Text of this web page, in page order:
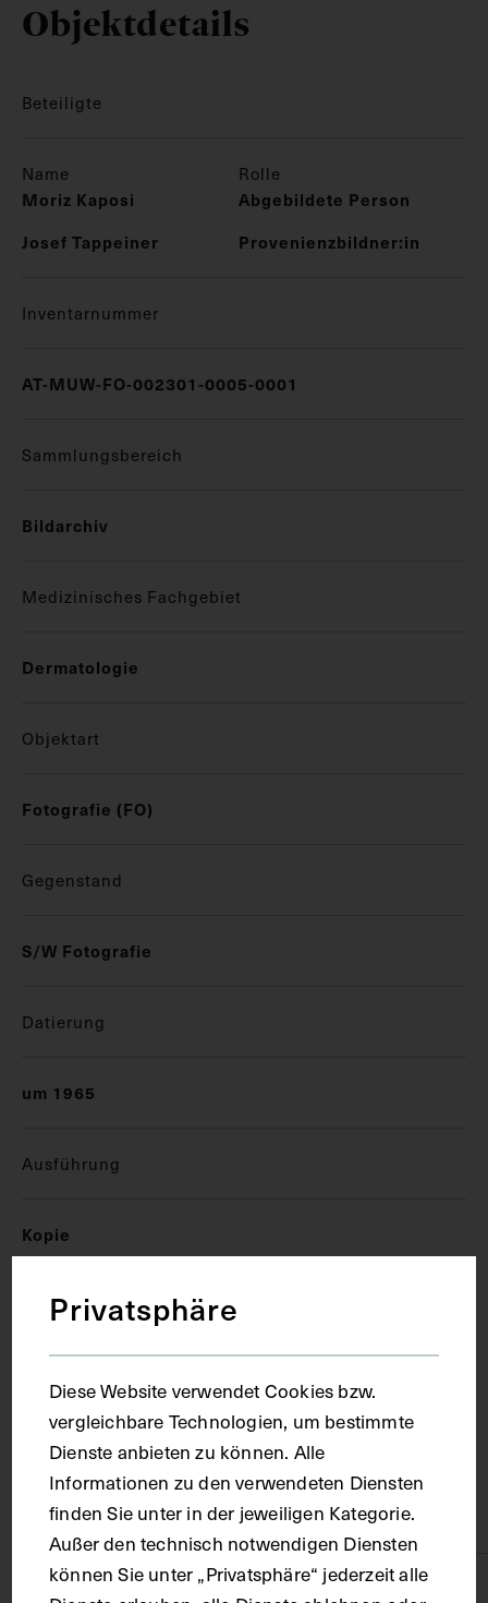
Objektdetails
Beteiligte
Name Rolle
Moriz Kaposi
Abgebildete Person
Josef Tappeiner
Provenienzbildner:in
Inventarnummer
AT-MUW-FO-002301-0005-0001
Sammlungsbereich
Bildarchiv
Medizinisches Fachgebiet
Dermatologie
Objektart
Fotografie (FO)
Gegenstand
S/W Fotografie
Datierung
um 1965
Ausführung
Kopie
Material
Papier
Technik
Privatsphäre
Diese Website verwendet Cookies bzw.
vergleichbare Technologien, um bestimmte
Dienste anbieten zu können. Alle
Informationen zu den verwendeten Diensten
finden Sie unter in der jeweiligen Kategorie.
Außer den technisch notwendigen Diensten
können Sie unter „Privatsphäre“ jederzeit alle